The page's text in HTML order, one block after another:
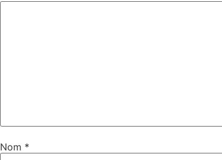
Nom *